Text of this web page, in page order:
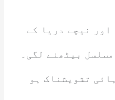
اور نیچے دریا کے
بیٹھنے لگی۔
تشویشناک ہو